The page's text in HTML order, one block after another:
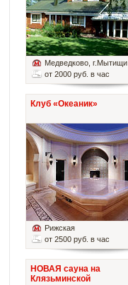
Медведково , г.Мытищи
от 2000 руб. в час
Клуб «Океаник»
Рижская
от 2500 руб. в час
НОВАЯ сауна на
Клязьминской